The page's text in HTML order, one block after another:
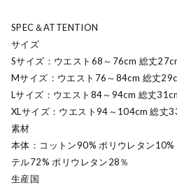
SPEC＆ATTENTION
サイズ
Sサイズ：ウエスト68～76cm 総丈
Mサイズ：ウエスト76～84cm 総丈
Lサイズ：ウエスト84～94cm 総丈
XLサイズ：ウエスト94～104cm 総丈
素材
本体：コットン90% ポリウレタン
テル72% ポリウレタン28％
生産国